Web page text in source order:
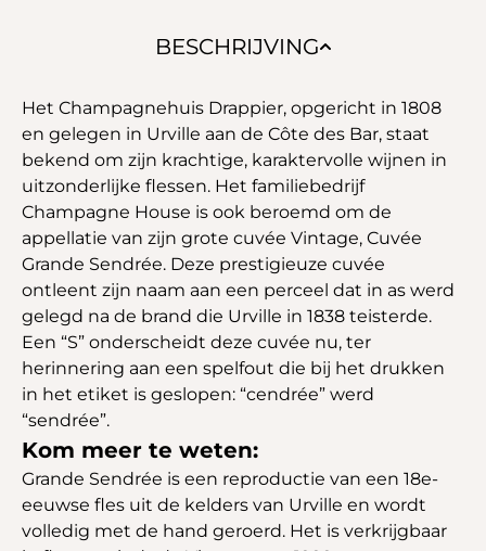
BESCHRIJVING
Het Champagnehuis Drappier, opgericht in 1808
en gelegen in Urville aan de Côte des Bar, staat
bekend om zijn krachtige, karaktervolle wijnen in
uitzonderlijke flessen. Het familiebedrijf
Champagne House is ook beroemd om de
appellatie van zijn grote cuvée Vintage, Cuvée
Grande Sendrée. Deze prestigieuze cuvée
ontleent zijn naam aan een perceel dat in as werd
gelegd na de brand die Urville in 1838 teisterde.
Een “S” onderscheidt deze cuvée nu, ter
herinnering aan een spelfout die bij het drukken
in het etiket is geslopen: “cendrée” werd
“sendrée”.
Kom meer te weten:
Grande Sendrée is een reproductie van een 18e-
eeuwse fles uit de kelders van Urville en wordt
volledig met de hand geroerd. Het is verkrijgbaar